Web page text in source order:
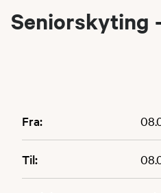
Seniorskyting
Fra:
Til: